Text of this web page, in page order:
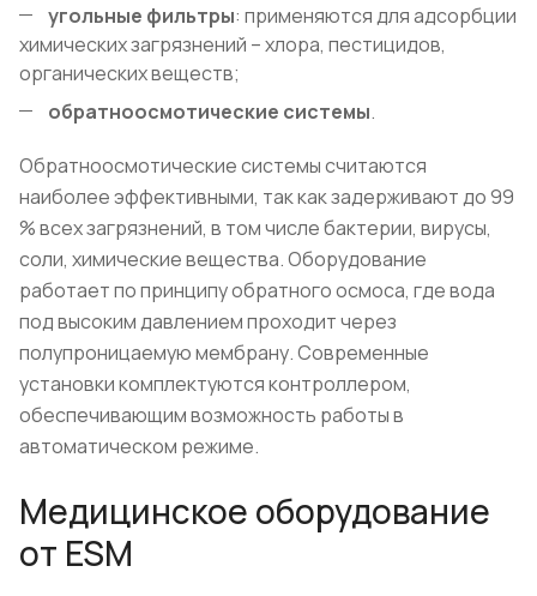
угольные фильтры: применяются для адсорбции
химических загрязнений – хлора, пестицидов,
органических веществ;
обратноосмотические системы.
Обратноосмотические системы считаются
наиболее эффективными, так как задерживают до 99
% всех загрязнений, в том числе бактерии, вирусы,
соли, химические вещества. Оборудование
работает по принципу обратного осмоса, где вода
под высоким давлением проходит через
полупроницаемую мембрану. Современные
установки комплектуются контроллером,
обеспечивающим возможность работы в
автоматическом режиме.
Медицинское оборудование
от ESM